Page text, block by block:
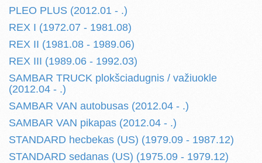
PLEO PLUS (2012.01 - .)
REX I (1972.07 - 1981.08)
REX II (1981.08 - 1989.06)
REX III (1989.06 - 1992.03)
SAMBAR TRUCK plokšciadugnis / važiuokle
(2012.04 - .)
SAMBAR VAN autobusas (2012.04 - .)
SAMBAR VAN pikapas (2012.04 - .)
STANDARD hecbekas (US) (1979.09 - 1987.12)
STANDARD sedanas (US) (1975.09 - 1979.12)